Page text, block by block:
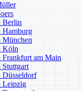
Berlin
Hamburg
München
Köln
am Main
Düsseldorf
Leipzig